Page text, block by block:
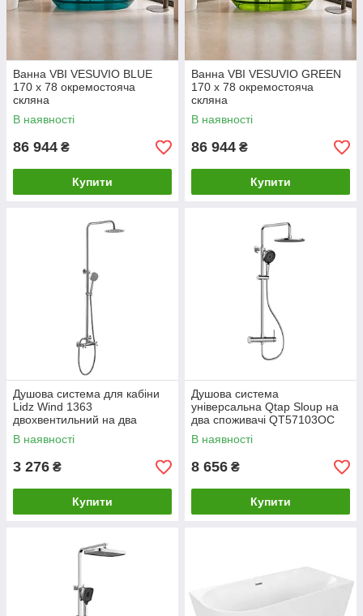
Ванна VBI VESUVIO BLUE
170 x 78 окремостояча
скляна
В наявності
86 944 ₴
Купити
Ванна VBI VESUVIO GREEN
170 x 78 окремостояча
скляна
В наявності
86 944 ₴
Купити
Душова система для кабіни
Lidz Wind 1363
двохвентильний на два
споживачі
LDWIN1363NKS43389 Nickel
В наявності
3 276 ₴
Купити
Душова система
універсальна Qtap Sloup на
два споживачі QT57103OC
Chrome
В наявності
8 656 ₴
Купити